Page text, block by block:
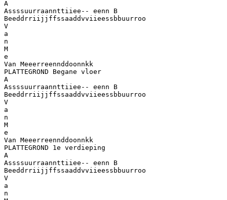
A
Assssuurraannttiiee-- eenn B
Beeddrriijjffssaaddvviieessbbuurroo
V
a
n
M
e
Van Meeerreennddoonnkk
PLATTEGROND Begane vloer
A
Assssuurraannttiiee-- eenn B
Beeddrriijjffssaaddvviieessbbuurroo
V
a
n
M
e
Van Meeerreennddoonnkk
PLATTEGROND 1e verdieping
A
Assssuurraannttiiee-- eenn B
Beeddrriijjffssaaddvviieessbbuurroo
V
a
n